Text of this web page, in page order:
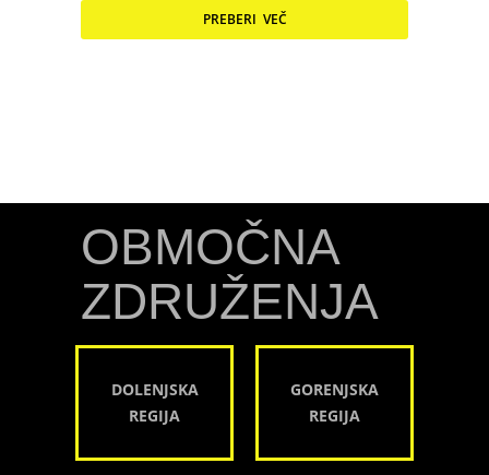
PREBERI VEČ
OBMOČNA
ZDRUŽENJA
DOLENJSKA
REGIJA
GORENJSKA
REGIJA